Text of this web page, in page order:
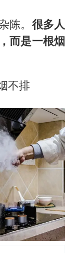
陈。 很多人
而是一根烟
不排